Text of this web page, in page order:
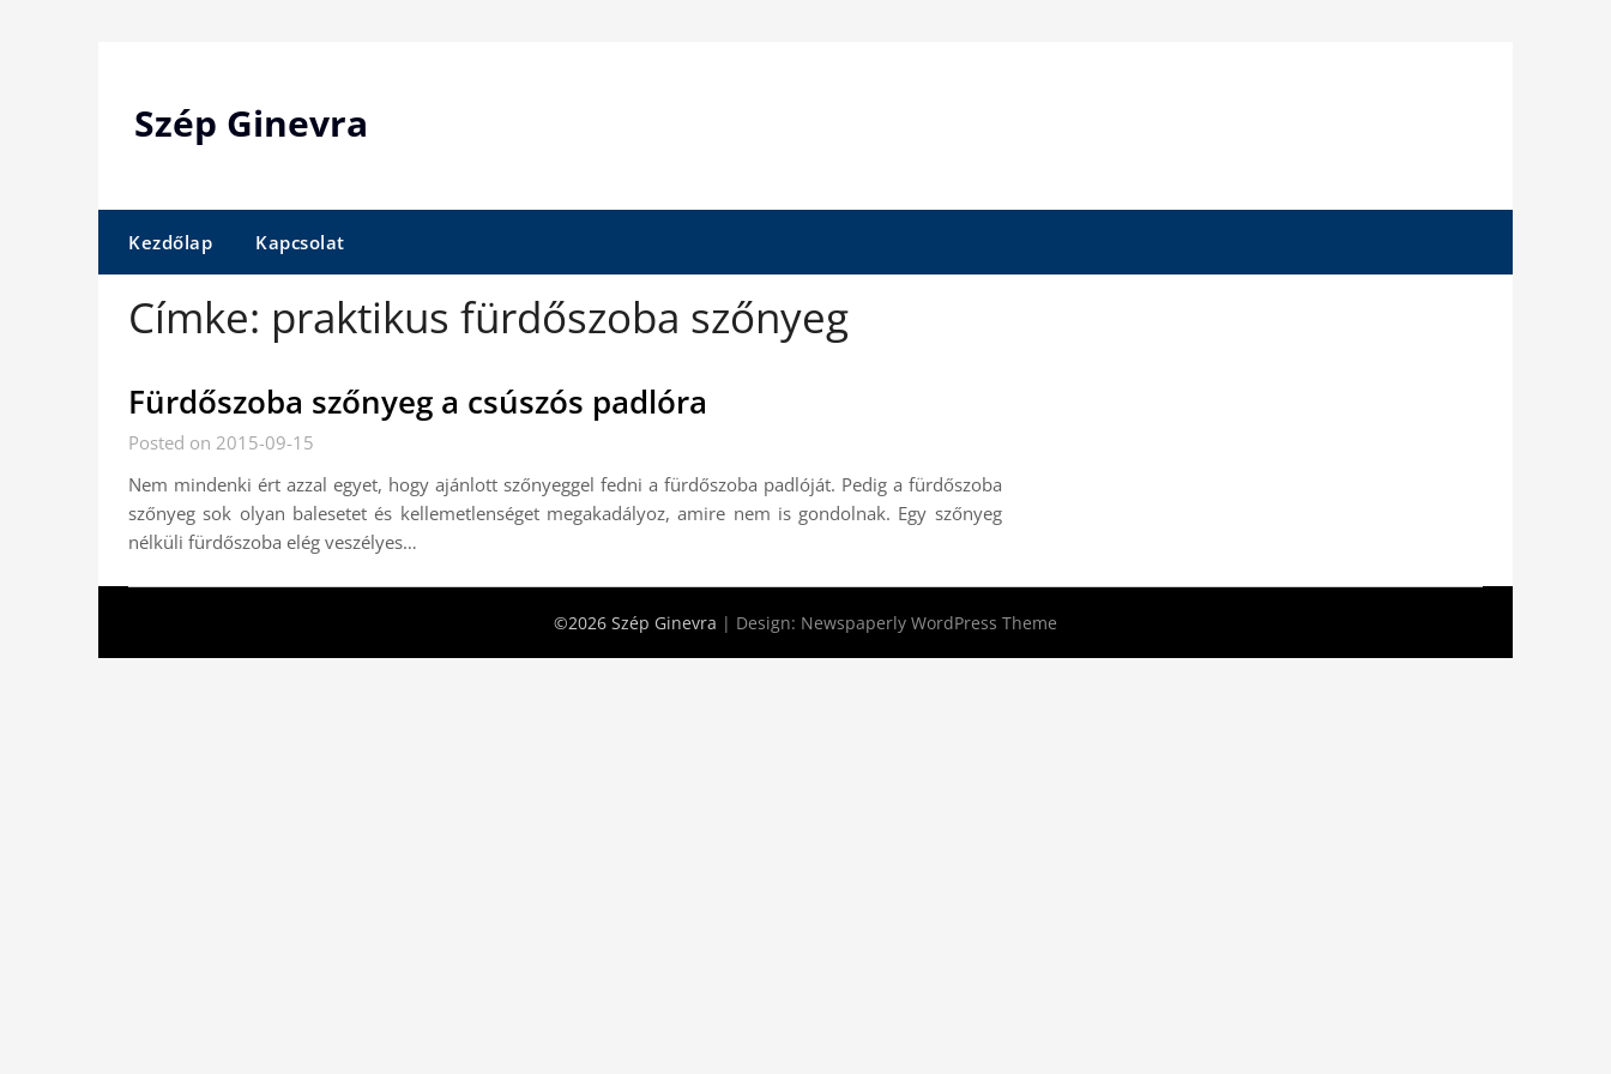
Szép Ginevra
Kezdőlap Kapcsolat
Címke: praktikus fürdőszoba szőnyeg
Fürdőszoba szőnyeg a csúszós padlóra
Posted on 2015-09-15
Nem mindenki ért azzal egyet, hogy ajánlott szőnyeggel fedni a fürdőszoba padlóját. Pedig a fürdőszoba
szőnyeg sok olyan balesetet és kellemetlenséget megakadályoz, amire nem is gondolnak. Egy szőnyeg
nélküli fürdőszoba elég veszélyes…
©2026 Szép Ginevra | Design: Newspaperly WordPress Theme